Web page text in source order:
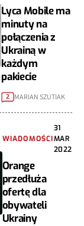
Lyca Mobile ma
minuty na
połączenia z
Ukrainą w
każdym
pakiecie
2 MARIAN SZUTIAK
WIADOMOŚCI
31
MAR
2022
Orange
przedłuża
ofertę dla
obywateli
Ukrainy